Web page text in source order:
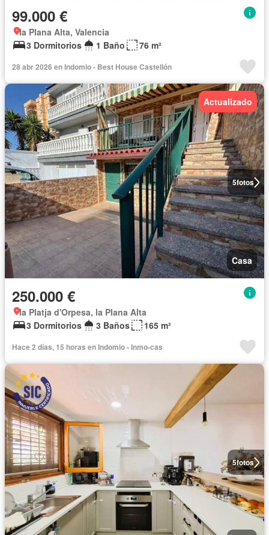
99.000 €
la Plana Alta, Valencia
3 Dormitorios
1 Baño 76 m²
28 abr 2026 en Indomio - Best House Castellón
5fotos
Actualizado
Casa
250.000 €
la Platja d'Orpesa, la Plana Alta
3 Dormitorios
3 Baños 165 m²
Hace 2 días, 15 horas en Indomio - Inmo-cas
5fotos